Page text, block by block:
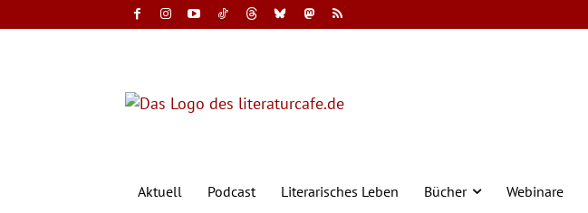
Aktuell Podcast Literarisches Leben Bücher Webinare